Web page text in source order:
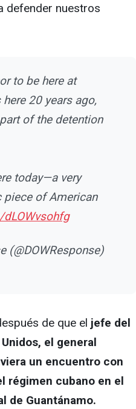
defender nuestros
to be here at
20 years ago,
of the detention
today—a very
of American
(@DOWResponse)
de que el jefe del
el general
un encuentro con
régimen cubano en el
de Guantánamo.